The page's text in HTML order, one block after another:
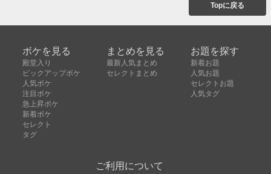
Topに戻る
ボケを見る
殿堂入り
ピックアップボケ
人気ボケ
注目ボケ
急上昇ボケ
新着ボケ
セレクト
タグ
まとめを見る
最新人気まとめ
セレクトまとめ
お題を探す
新着お題
人気お題
セレクトお題
人気タグ
ご利用について